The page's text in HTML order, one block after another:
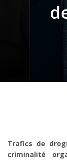
Trafics de
criminalité